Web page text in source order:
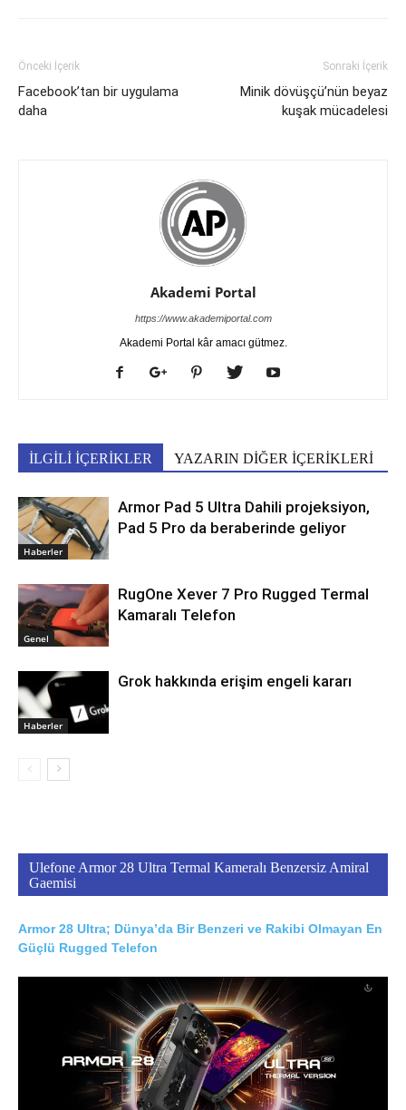
Önceki İçerik
Facebook’tan bir uygulama
daha
Sonraki İçerik
Minik dövüşçü’nün beyaz
kuşak mücadelesi
Akademi Portal
https://www.akademiportal.com
Akademi Portal kâr amacı gütmez.
İLGİLİ İÇERİKLER YAZARIN DİĞER İÇERİKLERİ
Haberler
Armor Pad 5 Ultra Dahili projeksiyon,
Pad 5 Pro da beraberinde geliyor
Genel
RugOne Xever 7 Pro Rugged Termal
Kamaralı Telefon
Haberler
Grok hakkında erişim engeli kararı
Ulefone Armor 28 Ultra Termal Kameralı Benzersiz Amiral
Gaemisi
Armor 28 Ultra; Dünya’da Bir Benzeri ve Rakibi Olmayan En
Güçlü Rugged Telefon